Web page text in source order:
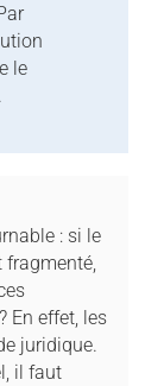
le
: si le
fragmenté,
En effet, les
juridique.
il faut